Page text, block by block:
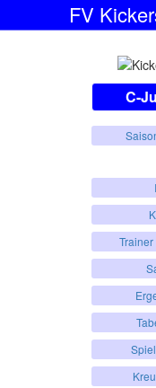
FV
C-